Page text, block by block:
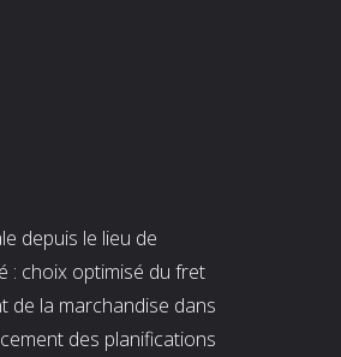
depuis le lieu de
: choix optimisé du fret
de la marchandise dans
des planifications